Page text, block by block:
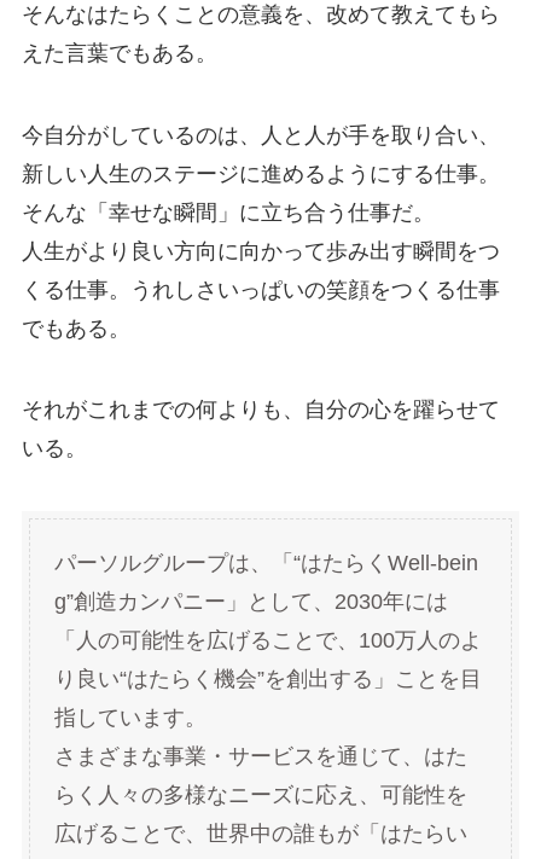
そんなはたらくことの意義を、改めて教えてもら
えた言葉でもある。
今自分がしているのは、人と人が手を取り合い、
新しい人生のステージに進めるようにする仕事。
そんな「幸せな瞬間」に立ち合う仕事だ。
人生がより良い方向に向かって歩み出す瞬間をつ
くる仕事。うれしさいっぱいの笑顔をつくる仕事
でもある。
それがこれまでの何よりも、自分の心を躍らせて
いる。
パーソルグループは、「“はたらくWell-bein
g”創造カンパニー」として、2030年には
「人の可能性を広げることで、100万人のよ
り良い“はたらく機会”を創出する」ことを目
指しています。
さまざまな事業・サービスを通じて、はた
らく人々の多様なニーズに応え、可能性を
広げることで、世界中の誰もが「はたらい